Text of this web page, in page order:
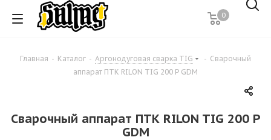
0
Главная - Каталог - Аргонодуговая сварка TIG - Сварочный
аппарат ПТК RILON TIG 200 P GDM
Сварочный аппарат ПТК RILON TIG 200 P
GDM